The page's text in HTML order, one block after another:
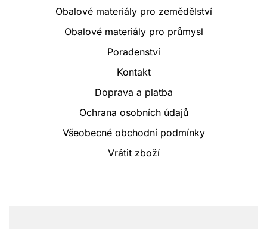
Obalové materiály pro zemědělství
Obalové materiály pro průmysl
Poradenství
Kontakt
Doprava a platba
Ochrana osobních údajů
Všeobecné obchodní podmínky
Vrátit zboží